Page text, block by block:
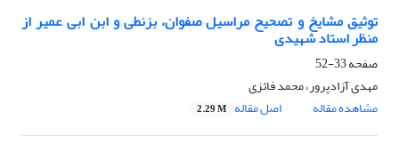
توثیق مشایخ و تصحیح مراسیل صفوان، بزنطی و ابن ابی عمیر از
منظر استاد شهیدی‎
صفحه33-52
مهدی آزادپرور، محمد فائزی
مشاهده مقاله
اصل مقاله 2.29 M